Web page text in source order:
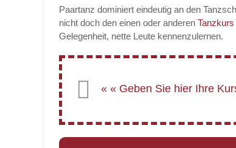
Paartanz dominiert eindeutig an den
nicht doch den einen oder anderen Tanzkurs
Gelegenheit, nette Leute kennenzulernen.